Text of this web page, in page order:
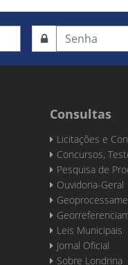
Consultas
Licitações e
Concursos,
Pesquisa de
Ouvidoria-Geral
Leis Municipais
Jornal Oficial
Sobre Londrina